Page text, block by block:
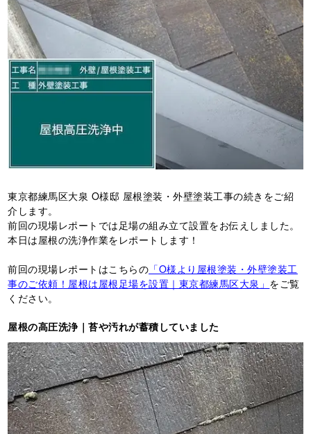
東京都練馬区大泉 O様邸 屋根塗装・外壁塗装工事の続きをご紹
介します。
前回の現場レポートでは足場の組み立て設置をお伝えしました。
本日は屋根の洗浄作業をレポートします！
前回の現場レポートはこちらの 「O様より屋根塗装・外壁塗装工
事のご依頼！屋根は屋根足場を設置｜東京都練馬区大泉」 をご覧
ください。
屋根の高圧洗浄｜苔や汚れが蓄積していました